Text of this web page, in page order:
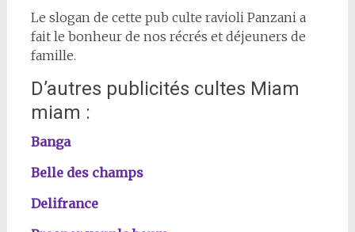
Le slogan de cette pub culte ravioli Panzani a
fait le bonheur de nos récrés et déjeuners de
famille.
D’autres publicités cultes Miam
miam :
Banga
Belle des champs
Delifrance